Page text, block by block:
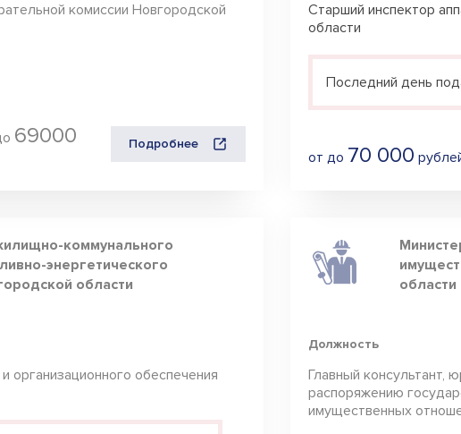
комиссии Новгородской
69000 Подробнее
Старший инспектор
области
Последний день
от до 70 000
коммунального
энергетического
области
организационного обеспечения
области
Должность
Главный консультант,
распоряжению
имущественных